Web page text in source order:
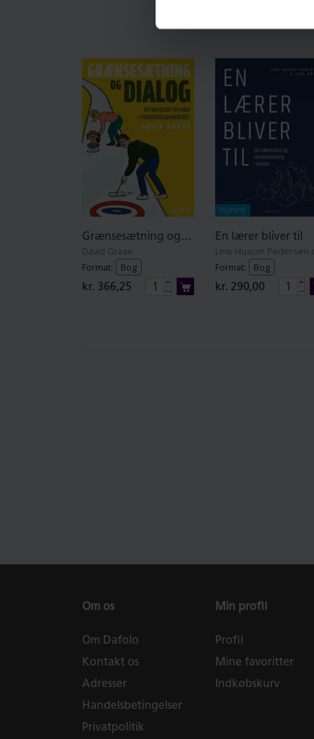
Grænsesætning og dialog
David Graae
Format:
Bog
kr. 366,25
Nyhed
En lærer bliver til
Format:
Bog
kr. 290,00
Om os
Om Dafolo
Kontakt os
Adresser
Handelsbetingelser
Privatpolitik
Min profil
Profil
Mine favoritter
Indkøbskurv